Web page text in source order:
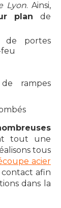
Lyon. Ainsi,
plan de
de portes
rampes
tout une
tous
acier
contact afin
dans la